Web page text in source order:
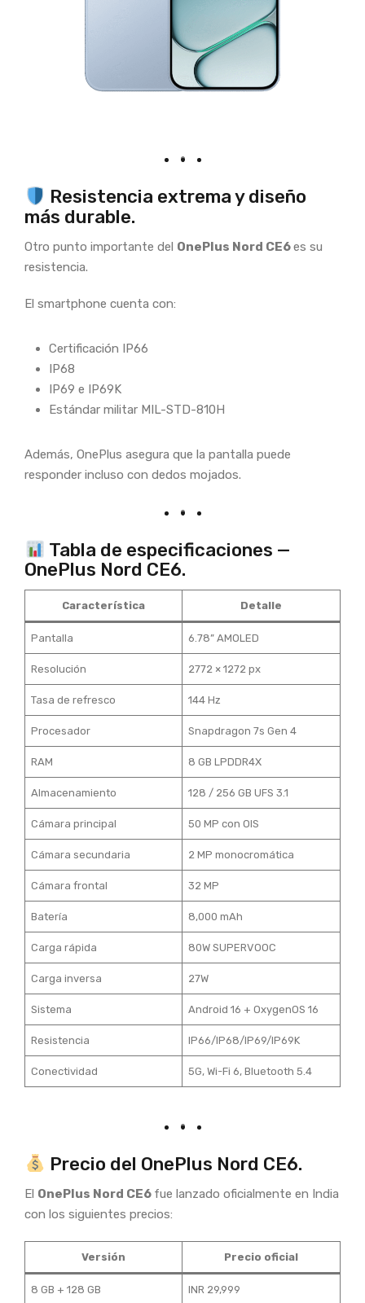
Resistencia extrema y diseño
más durable.
Otro punto importante del OnePlus Nord CE6es su
resistencia.
El smartphone cuenta con:
Certificación IP66
IP68
IP69 e IP69K
Estándar militar MIL-STD-810H
Además, OnePlus asegura que la pantalla puede
responder incluso con dedos mojados.
Tabla de especificaciones —
OnePlus Nord CE6.
Característica Detalle
Pantalla 6.78” AMOLED
Resolución 2772 × 1272 px
Tasa de refresco 144 Hz
Procesador Snapdragon 7s Gen 4
RAM 8 GB LPDDR4X
Almacenamiento 128 / 256 GB UFS 3.1
Cámara principal 50 MP con OIS
Cámara secundaria 2 MP monocromática
Cámara frontal 32 MP
Batería 8,000 mAh
Carga rápida 80W SUPERVOOC
Carga inversa 27W
Sistema Android 16 + OxygenOS 16
Resistencia IP66/IP68/IP69/IP69K
Conectividad 5G, Wi-Fi 6, Bluetooth 5.4
Precio del OnePlus Nord CE6.
El OnePlus Nord CE6 fue lanzado oficialmente en India
con los siguientes precios:
Versión Precio oficial
8 GB + 128 GB INR 29,999